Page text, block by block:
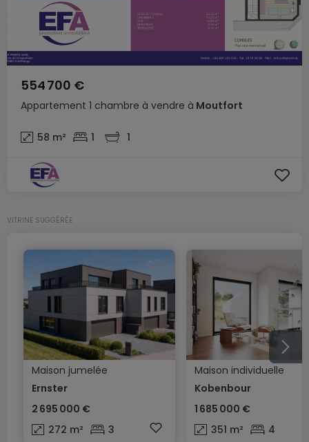
Appartement 1 chambre à vendre à Moutfort
554 700 €
58 m² 1 1
VITRINE SUGGÉRÉE
Maison jumelée
Ernster
2 695 000 €
272 m² 3
Maison individuelle
Kobenbour
1 685 000 €
351 m² 4